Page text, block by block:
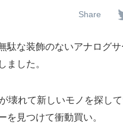
駄な装飾のないアナログサ
ました。
壊れて新しいモノを探し
を見つけて衝動買い。